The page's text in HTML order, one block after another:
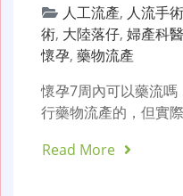
人工流產, 人流手術
術, 大陸落仔, 婦產科
懷孕, 藥物流產
懷孕7周內可以藥流
行藥物流產的，但實
Read More